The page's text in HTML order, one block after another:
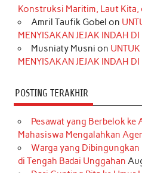
k
a
m
s
t
n
Konstruksi Maritim, Laut Kita,
Amril Taufik Gobel on
MENYISAKAN JEJAK INDAH DI
Musniaty Musni on UNTUK
MENYISAKAN JEJAK INDAH DI
POSTING TERAKHIR
Pesawat yang Berbelok ke
Mahasiswa Mengalahkan
Warga yang Dibingungkan
di Tengah Badai Unggahan